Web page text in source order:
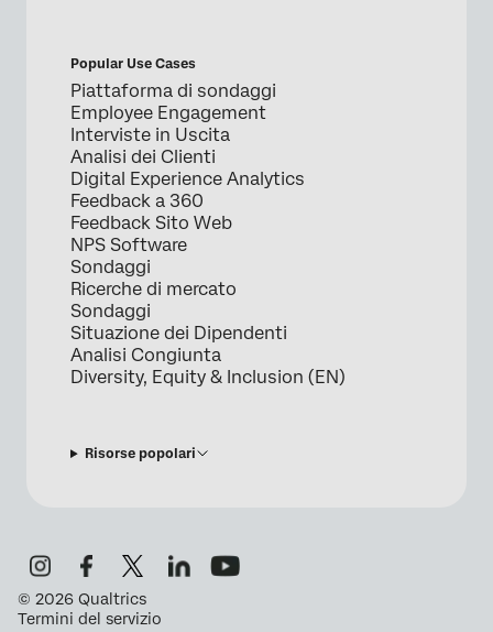
Popular Use Cases
Piattaforma di sondaggi
Employee Engagement
Interviste in Uscita
Analisi dei Clienti
Digital Experience Analytics
Feedback a 360
Feedback Sito Web
NPS Software
Sondaggi
Ricerche di mercato
Sondaggi
Situazione dei Dipendenti
Analisi Congiunta
Diversity, Equity & Inclusion (EN)
Risorse popolari
© 2026 Qualtrics
Termini del servizio